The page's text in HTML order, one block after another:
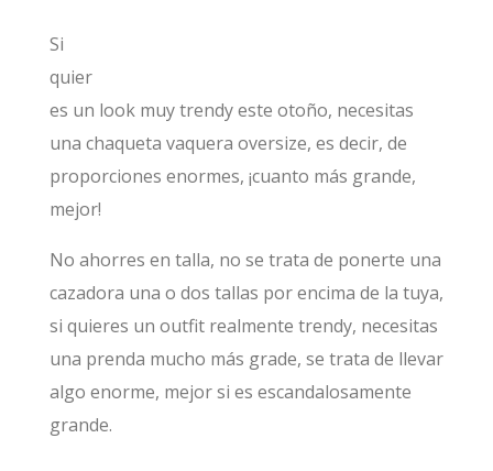
Si
quier
es un look muy trendy este otoño, necesitas
una chaqueta vaquera oversize, es decir, de
proporciones enormes, ¡cuanto más grande,
mejor!
No ahorres en talla, no se trata de ponerte una
cazadora una o dos tallas por encima de la tuya,
si quieres un outfit realmente trendy, necesitas
una prenda mucho más grade, se trata de llevar
algo enorme, mejor si es escandalosamente
grande.